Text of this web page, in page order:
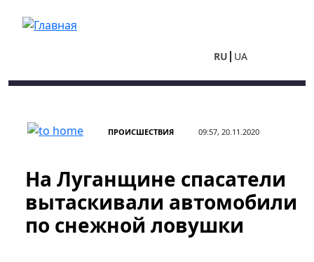
RU UA
ПРОИСШЕСТВИЯ 09:57, 20.11.2020
На Луганщине спасатели
вытаскивали автомобили
по снежной ловушки